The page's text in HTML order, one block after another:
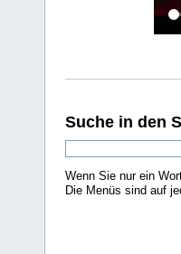
Suche in den
Wenn Sie nur ein
Die Menüs sind auf